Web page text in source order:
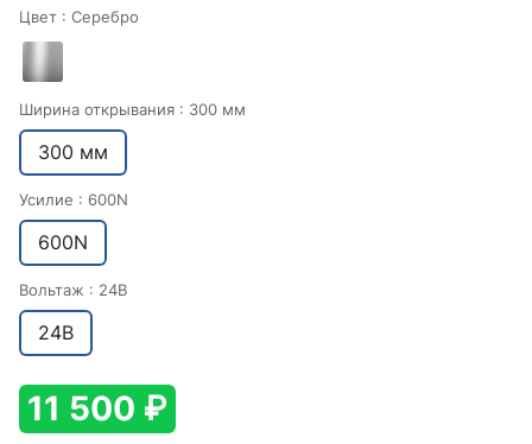
Цвет : Серебро
Ширина открывания : 300 мм
300 мм
Усилие : 600N
600N
Вольтаж : 24В
24В
11 500 ₽